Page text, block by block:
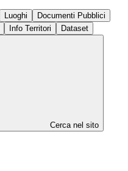
Luoghi
Documenti Pubblici
Info Territori Dataset
Cerca nel sito